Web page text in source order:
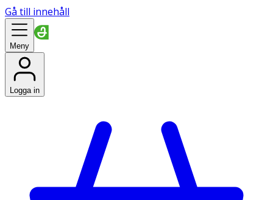
Gå till innehåll
Meny
Logga in